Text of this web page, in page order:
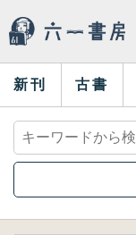
新刊 古書